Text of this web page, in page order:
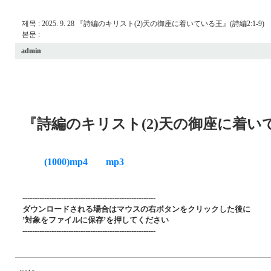
제목 : 2025. 9. 28 『詩編のキリスト(2)天の御座に着いている王』(詩編2:1-9)
본문 :
admin
『詩編のキリスト(2)天の御座に着い
(1000)mp4 mp3
-------------------------------------------------------
ダウンロードされる場合はマウスの右ボタンをクリックした後に
’対象をファイルに保存’を押してください
-------------------------------------------------------